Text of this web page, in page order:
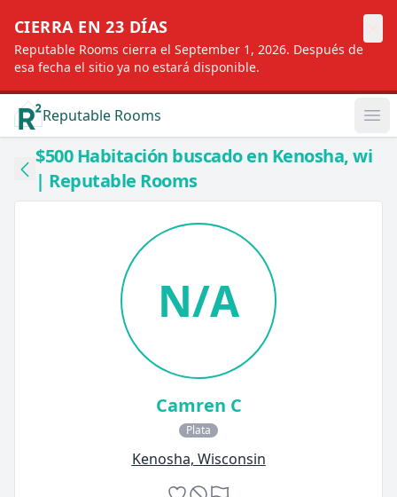
CIERRA EN 23 DÍAS
Reputable Rooms cierra el September 1, 2026. Después de
esa fecha el sitio ya no estará disponible.
Reputable Rooms
$500 Habitación buscado en Kenosha, wi
| Reputable Rooms
N/A
Camren C
Plata
Kenosha, Wisconsin